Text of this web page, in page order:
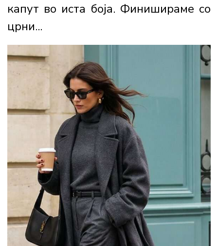
капут во иста боја. Финишираме со
црни...